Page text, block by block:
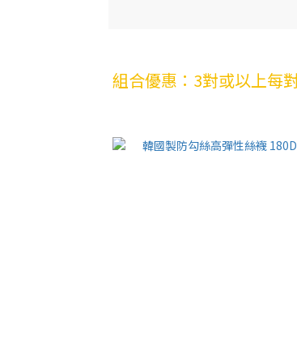
組合優惠：3對或以上每